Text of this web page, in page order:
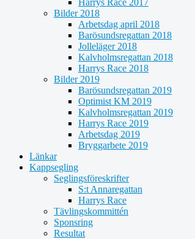
Harrys Race 2017
Bilder 2018
Arbetsdag april 2018
Barösundsregattan 2018
Jolleläger 2018
Kalvholmsregattan 2018
Harrys Race 2018
Bilder 2019
Barösundsregattan 2019
Optimist KM 2019
Kalvholmsregattan 2019
Harrys Race 2019
Arbetsdag 2019
Bryggarbete 2019
Länkar
Kappsegling
Seglingsföreskrifter
S:t Annaregattan
Harrys Race
Tävlingskommittén
Sponsring
Resultat